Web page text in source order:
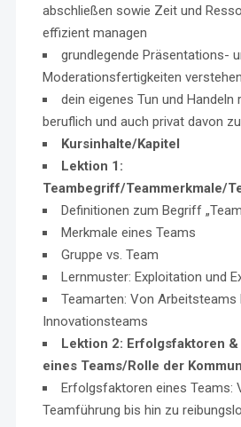
abschließen sowie Zeit und
effizient managen
grundlegende Präsentations-
Moderationsfertigkeiten
dein eigenes Tun und Handeln
beruflich und auch privat davon
Kursinhalte/Kapitel
Lektion 1:
Teambegriff/Teammerkmale/
Definitionen zum Begriff
Merkmale eines Teams
Gruppe vs. Team
Lernmuster: Exploitation und
Teamarten: Von Arbeitsteams
Innovationsteams
Lektion 2: Erfolgsfaktoren
eines Teams/Rolle der
Erfolgsfaktoren eines Teams:
Teamführung bis hin zu